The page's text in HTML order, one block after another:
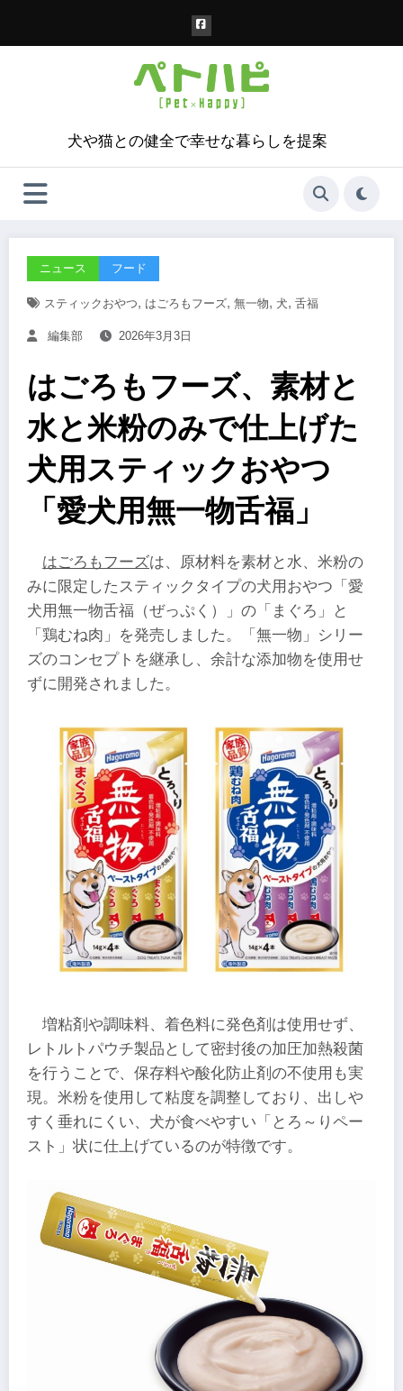
犬や猫との健全で幸せな暮らしを提案
ニュース フード
スティックおやつ, はごろもフーズ, 無一物, 犬, 舌福
編集部 2026年3月3日
はごろもフーズ、素材と
水と米粉のみで仕上げた
犬用スティックおやつ
「愛犬用無一物舌福」
はごろもフーズは、原材料を素材と水、米粉の
みに限定したスティックタイプの犬用おやつ「愛
犬用無一物舌福（ぜっぷく）」の「まぐろ」と
「鶏むね肉」を発売しました。「無一物」シリー
ズのコンセプトを継承し、余計な添加物を使用せ
ずに開発されました。
増粘剤や調味料、着色料に発色剤は使用せず、
レトルトパウチ製品として密封後の加圧加熱殺菌
を行うことで、保存料や酸化防止剤の不使用も実
現。米粉を使用して粘度を調整しており、出しや
すく垂れにくい、犬が食べやすい「とろ～りペー
スト」状に仕上げているのが特徴です。